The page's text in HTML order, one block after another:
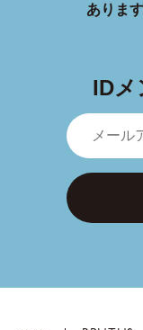
あります
IDメ